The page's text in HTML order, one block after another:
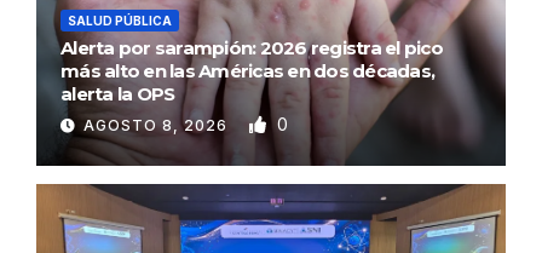
SALUD PÚBLICA
Alerta por sarampión: 2026 registra el pico
más alto en las Américas en dos décadas,
alerta la OPS
AGOSTO 8, 2026 0